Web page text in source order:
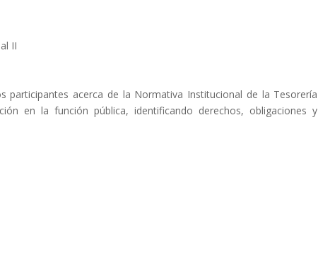
II
participantes acerca de la Normativa Institucional de la Tesorería
en la función pública, identificando derechos, obligaciones y